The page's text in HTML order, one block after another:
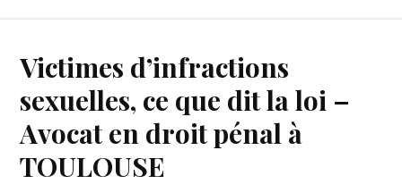
Victimes d’infractions
sexuelles, ce que dit la loi –
Avocat en droit pénal à
TOULOUSE